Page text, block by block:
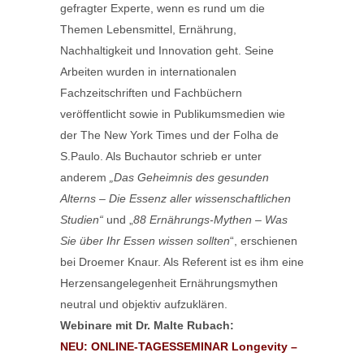
gefragter Experte, wenn es rund um die
Themen Lebensmittel, Ernährung,
Nachhaltigkeit und Innovation geht. Seine
Arbeiten wurden in internationalen
Fachzeitschriften und Fachbüchern
veröffentlicht sowie in Publikumsmedien wie
der The New York Times und der Folha de
S.Paulo. Als Buchautor schrieb er unter
anderem
„Das Geheimnis des gesunden
Alterns – Die Essenz aller wissenschaftlichen
Studien“ und „ 88 Ernährungs-Mythen – Was
Sie über Ihr Essen wissen sollten“, erschienen
bei Droemer Knaur. Als Referent ist es ihm eine
Herzensangelegenheit Ernährungsmythen
neutral und objektiv aufzuklären.
Webinare mit Dr. Malte Rubach:
NEU: ONLINE-TAGESSEMINAR Longevity –